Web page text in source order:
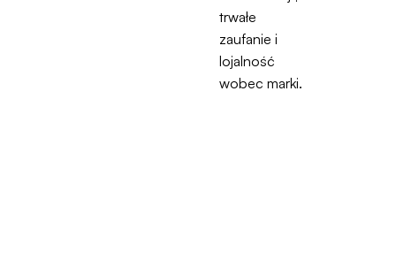
trwałe
zaufanie i
lojalność
wobec marki.